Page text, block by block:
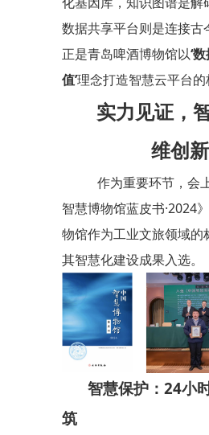
数据共享平台则是连接
正是青岛啤酒博物馆以‘
值’理念打造智慧云平台的
实力见证，
维创新
作为重要环节，会
智慧博物馆蓝皮书·2024
物馆作为工业文旅领域的
其智慧化建设成果入选。
智慧保护：24小
筑